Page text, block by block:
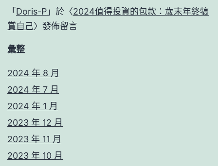
「Doris-P 」於〈2024值得投資的包款：歲末年終犒
賞自己〉發佈留言
彙整
2024 年 8 月
2024 年 7 月
2024 年 1 月
2023 年 12 月
2023 年 11 月
2023 年 10 月